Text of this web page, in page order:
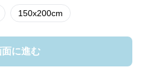
150x200cm
面に進む